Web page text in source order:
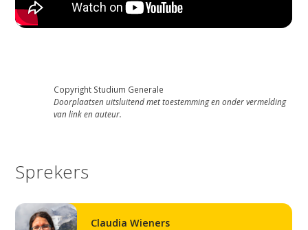
Agenda
Contact
Copyright Studium Generale
Doorplaatsen uitsluitend met toestemming en onder vermelding
van link en auteur.
Sprekers
Claudia Wieners